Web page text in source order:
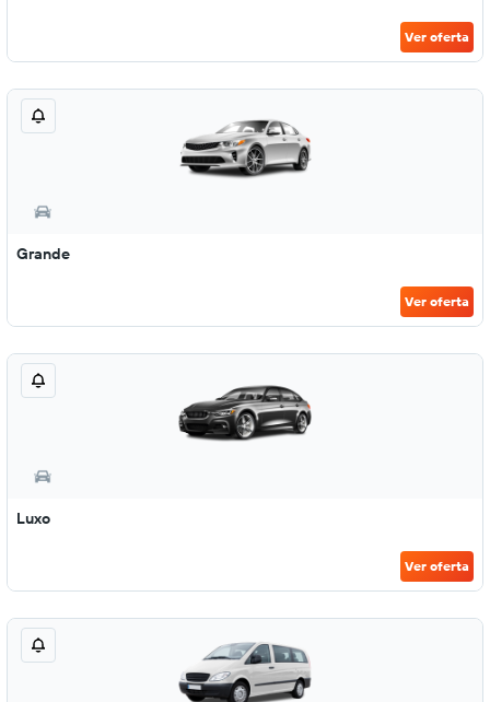
Ver oferta
Grande
Ver oferta
Luxo
Ver oferta